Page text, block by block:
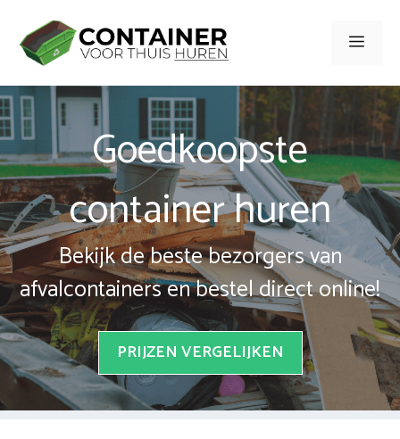
naar
inhoud
Menu
Goedkoopste
container huren
Bekijk de beste bezorgers van
afvalcontainers en bestel direct online!
PRIJZEN VERGELIJKEN